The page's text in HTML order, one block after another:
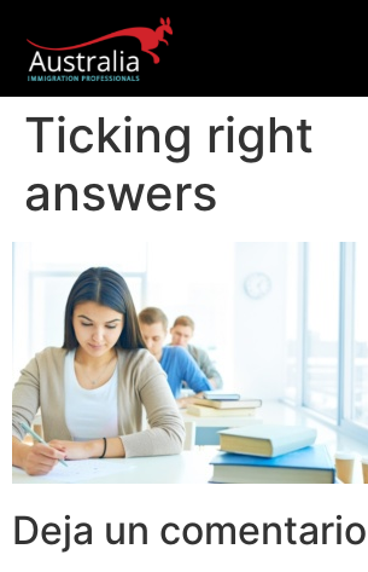
Ticking right
answers
Deja un comentario